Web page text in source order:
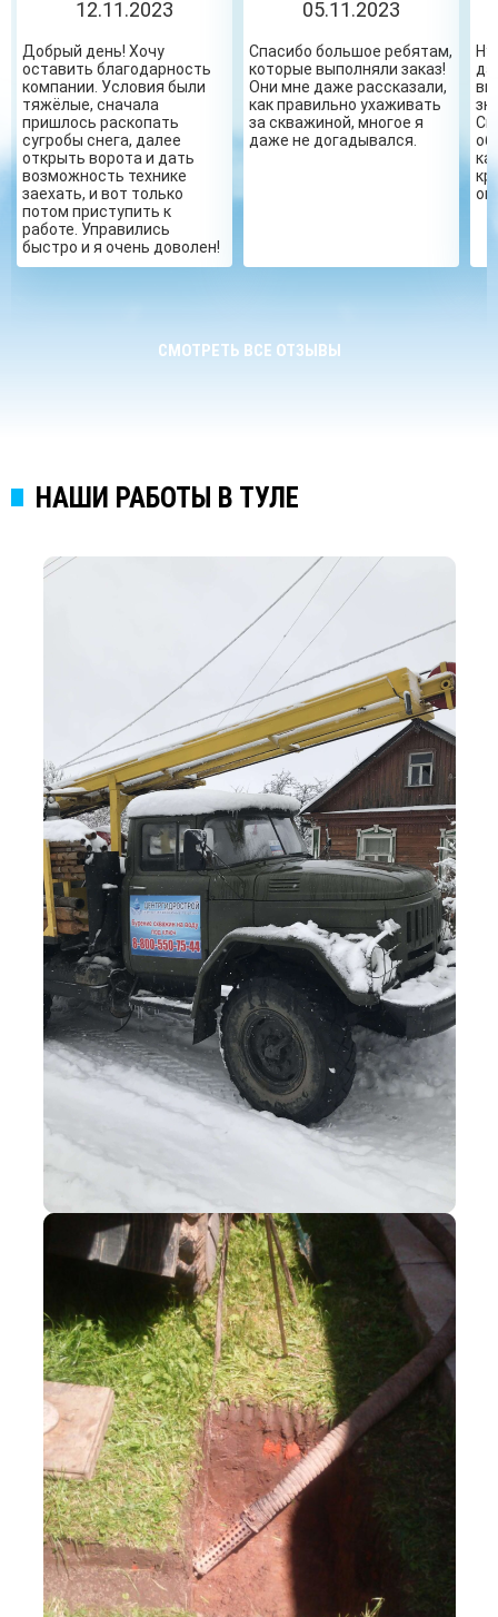
12.11.2023
Добрый день! Хочу
оставить благодарность
компании. Условия были
тяжёлые, сначала
пришлось раскопать
сугробы снега, далее
открыть ворота и дать
возможность технике
заехать, и вот только
потом приступить к
работе. Управились
быстро и я очень доволен!
05.11.2023
Спасибо большое ребятам,
которые выполняли заказ!
Они мне даже рассказали,
как правильно ухаживать
за скважиной, многое я
даже не догадывался.
СМОТРЕТЬ ВСЕ ОТЗЫВЫ
НАШИ РАБОТЫ В ТУЛЕ